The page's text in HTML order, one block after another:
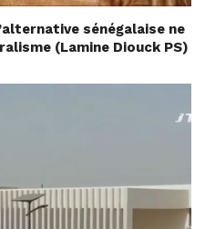
sénégalaise ne
(Lamine Diouck PS)